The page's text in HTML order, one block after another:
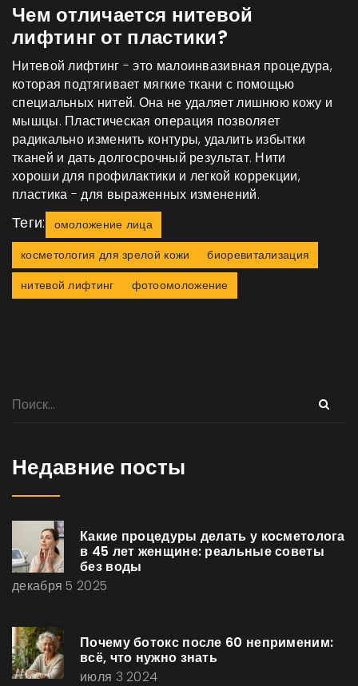
Чем отличается нитевой
лифтинг от пластики?
Нитевой лифтинг - это малоинвазивная процедура,
которая подтягивает мягкие ткани с помощью
специальных нитей. Она не удаляет лишнюю кожу и
мышцы. Пластическая операция позволяет
радикально изменить контуры, удалить избытки
тканей и дать долгосрочный результат. Нити
хороши для профилактики и легкой коррекции,
пластика - для выраженных изменений.
Теги:
омоложение лица
косметология для зрелой кожи
биоревитализация
нитевой лифтинг
фотоомоложение
Недавние посты
Какие процедуры делать у косметолога
в 45 лет женщине: реальные советы
без воды
декабря 5 2025
Почему ботокс после 60 неприменим:
всё, что нужно знать
июля 3 2024